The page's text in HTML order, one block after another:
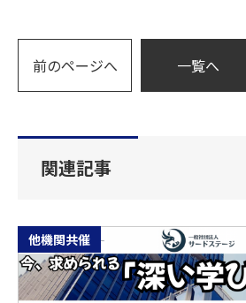
前のページへ 一覧へ
関連記事
他機関共催